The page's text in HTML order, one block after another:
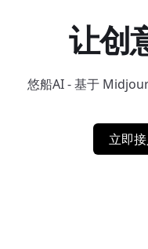
让创
悠船AI - 基于
立即